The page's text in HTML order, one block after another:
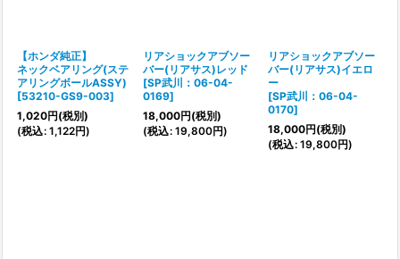
【ホンダ純正】
ネックベアリング(ステ
アリングボールASSY)
[53210-GS9-003]
1,020円(税別)
(税込: 1,122円)
リアショックアブソー
バー(リアサス)レッド
[SP武川：06-04-
0169]
18,000円(税別)
(税込: 19,800円)
リアショックアブソー
バー(リアサス)イエロ
ー
[SP武川：06-04-
0170]
18,000円(税別)
(税込: 19,800円)